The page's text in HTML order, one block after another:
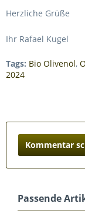
Herzliche Grüße
Ihr Rafael Kugel
Tags: Bio Olivenöl,
2024
Kommentar
Passende